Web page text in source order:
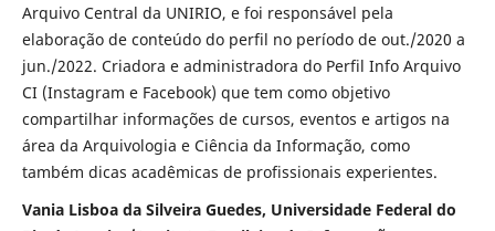
Arquivo Central da UNIRIO, e foi responsável pela
elaboração de conteúdo do perfil no período de out./2020 a
jun./2022. Criadora e administradora do Perfil Info Arquivo
CI (Instagram e Facebook) que tem como objetivo
compartilhar informações de cursos, eventos e artigos na
área da Arquivologia e Ciência da Informação, como
também dicas acadêmicas de profissionais experientes.
Vania Lisboa da Silveira Guedes, Universidade Federal do